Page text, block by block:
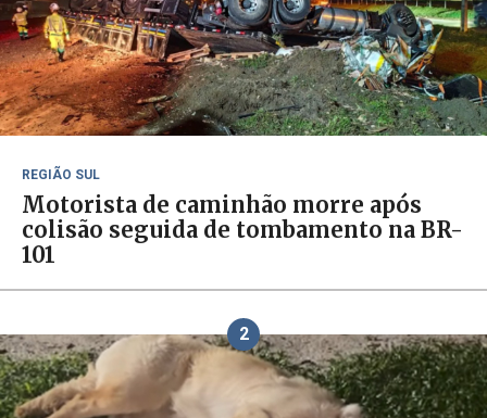
REGIÃO SUL
Motorista de caminhão morre após
colisão seguida de tombamento na BR-
101
2